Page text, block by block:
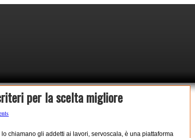
per la scelta migliore
lo chiamano gli addetti ai lavori, servoscala, è una piattaforma